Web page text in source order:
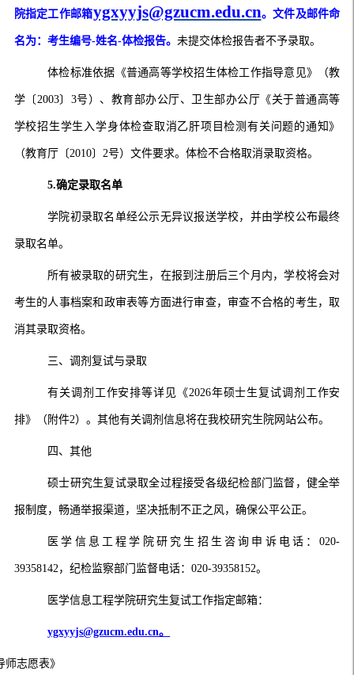
院指定工作邮箱ygxyyjs@gzucm.edu.cn。文件及邮件命
名为：考生编号-姓名-体检报告。 未提交体检报告者不予录取。
体检标准依据《普通高等学校招生体检工作指导意见》（教
学〔2003〕3号）、教育部办公厅、卫生部办公厅《关于普通高等
学校招生学生入学身体检查取消乙肝项目检测有关问题的通知》
（教育厅〔2010〕2号）文件要求。体检不合格取消录取资格。
5.确定录取名单
学院初录取名单经公示无异议报送学校，并由学校公布最终
录取名单。
所有被录取的研究生，在报到注册后三个月内，学校将会对
考生的人事档案和政审表等方面进行审查，审查不合格的考生，取
消其录取资格。
三、调剂复试与录取
有关调剂工作安排等详见《2026年硕士生复试调剂工作安
排》（附件2）。其他有关调剂信息将在我校研究生院网站公布。
四 、其他
硕士研究生复试录取全过程接受各级纪检部门监督，健全举
报制度，畅通举报渠道，坚决抵制不正之风，确保公平公正。
医学信息工程学院研究生招生咨询申诉电话 ：020-
39358142，纪检监察部门监督电话： 020-39358152。
医学信息工程学院研究生复试工作指定邮箱：
ygxyyjs@gzucm.edu.cn。
志愿表》